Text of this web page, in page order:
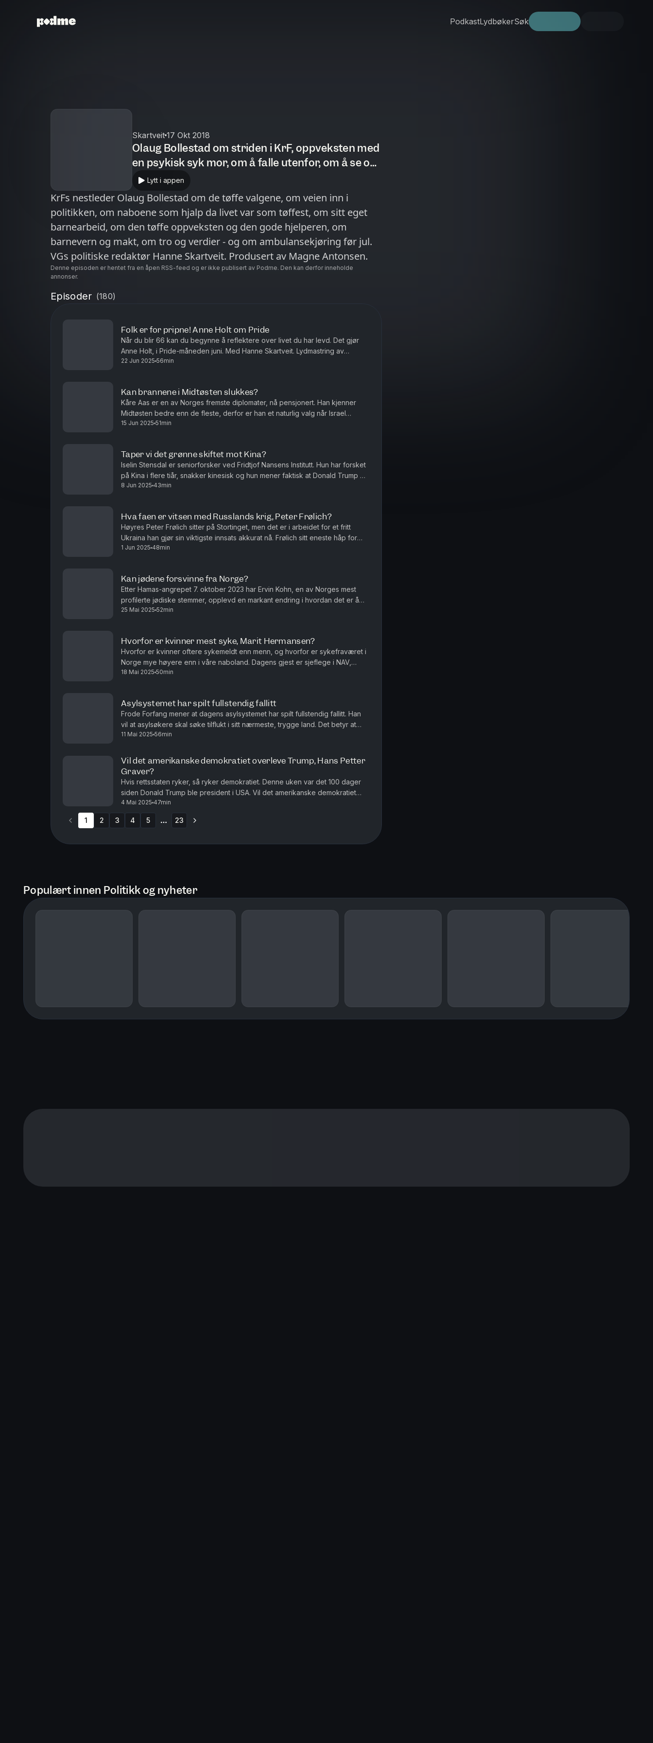
PodkastLydbøkerSøk
Skartveit 17 Okt 2018
Olaug Bollestad om striden i KrF, oppveksten med
en psykisk syk mor, om å falle utenfor, om å se og
bli sett - og om da hun reddet ektemannens liv
Lytt i appen
KrFs nestleder Olaug Bollestad om de tøffe valgene, om veien inn i
politikken, om naboene som hjalp da livet var som tøffest, om sitt eget
barnearbeid, om den tøffe oppveksten og den gode hjelperen, om
barnevern og makt, om tro og verdier - og om ambulansekjøring før jul.
VGs politiske redaktør Hanne Skartveit. Produsert av Magne Antonsen.
Denne episoden er hentet fra en åpen RSS-feed og er ikke publisert av Podme. Den kan derfor inneholde
annonser.
Episoder (180)
Folk er for pripne! Anne Holt om Pride
Når du blir 66 kan du begynne å reflektere over livet du har levd. Det gjør
Anne Holt, i Pride-måneden juni. Med Hanne Skartveit. Lydmastring av
Magne Antonsen. Ansvarlig redaktør Gard Steiro. Kontakt...
22 Jun 2025 56min
Kan brannene i Midtøsten slukkes?
Kåre Aas er en av Norges fremste diplomater, nå pensjonert. Han kjenner
Midtøsten bedre enn de fleste, derfor er han et naturlig valg når Israel
angriper Iran og et Midtøsten i brann kan ta full fyr. ...
15 Jun 2025 51min
Taper vi det grønne skiftet mot Kina?
Iselin Stensdal er seniorforsker ved Fridtjof Nansens Institutt. Hun har forsket
på Kina i flere tiår, snakker kinesisk og hun mener faktisk at Donald Trump er
godt nytt for Kina. Hvis vi lurer på om ...
8 Jun 2025 43min
Hva faen er vitsen med Russlands krig, Peter Frølich?
Høyres Peter Frølich sitter på Stortinget, men det er i arbeidet for et fritt
Ukraina han gjør sin viktigste innsats akkurat nå. Frølich sitt eneste håp for
fred er at Russland taper denne krigen. Kli...
1 Jun 2025 48min
Kan jødene forsvinne fra Norge?
Etter Hamas-angrepet 7. oktober 2023 har Ervin Kohn, en av Norges mest
profilerte jødiske stemmer, opplevd en markant endring i hvordan det er å
være jøde i Norge. Med Hanne Skartveit. Klipp og redige...
25 Mai 2025 52min
Hvorfor er kvinner mest syke, Marit Hermansen?
Hvorfor er kvinner oftere sykemeldt enn menn, og hvorfor er sykefraværet i
Norge mye høyere enn i våre naboland. Dagens gjest er sjeflege i NAV,
Marit Hermansen. Med Hanne Skartveit. Klipp og redigeri...
18 Mai 2025 50min
Asylsystemet har spilt fullstendig fallitt
Frode Forfang mener at dagens asylsystemet har spilt fullstendig fallitt. Han
vil at asylsøkere skal søke tilflukt i sitt nærmeste, trygge land. Det betyr at
asylretten vi i dag kjenner, oppheves, men...
11 Mai 2025 56min
Vil det amerikanske demokratiet overleve Trump, Hans Petter
Graver?
Hvis rettsstaten ryker, så ryker demokratiet. Denne uken var det 100 dager
siden Donald Trump ble president i USA. Vil det amerikanske demokratiet
overleve Trump? I dag snakker vi med jusprofessor Han...
4 Mai 2025 47min
1 2 3 4 5 23
Populært innen Politikk og nyheter